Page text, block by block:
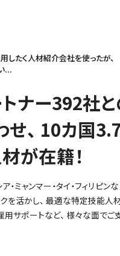
したく人材紹介会社を使ったが、
...
ナー392社
せ、 10カ国
が在籍！
ア・ミャンマー・タイ・フィリピ
を活かし、 最適な特定技能人
サポートなど、 様々な面でご